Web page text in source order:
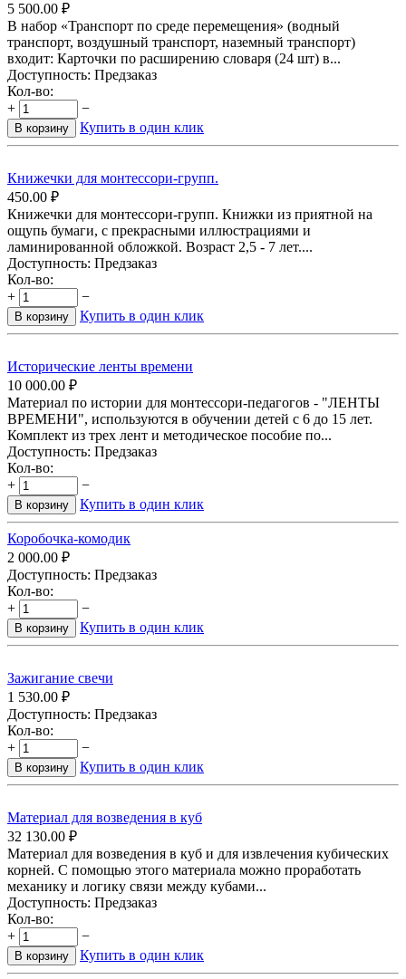
5 500.00 ₽
В набор «Транспорт по среде перемещения» (водный
транспорт, воздушный транспорт, наземный транспорт)
входит: Карточки по расширению словаря (24 шт) в...
Доступность: Предзаказ
Кол-во:
+
−
В корзину Купить в один клик
Книжечки для монтессори-групп.
450.00 ₽
Книжечки для монтессори-групп. Книжки из приятной на
ощупь бумаги, с прекрасными иллюстрациями и
ламинированной обложкой. Возраст 2,5 - 7 лет....
Доступность: Предзаказ
Кол-во:
+
−
В корзину Купить в один клик
Исторические ленты времени
10 000.00 ₽
Материал по истории для монтессори-педагогов - "ЛЕНТЫ
ВРЕМЕНИ", используются в обучении детей с 6 до 15 лет.
Комплект из трех лент и методическое пособие по...
Доступность: Предзаказ
Кол-во:
+
−
В корзину Купить в один клик
Коробочка-комодик
2 000.00 ₽
Доступность: Предзаказ
Кол-во:
+
−
В корзину Купить в один клик
Зажигание свечи
1 530.00 ₽
Доступность: Предзаказ
Кол-во:
+
−
В корзину Купить в один клик
Материал для возведения в куб
32 130.00 ₽
Материал для возведения в куб и для извлечения кубических
корней. С помощью этого материала можно проработать
механику и логику связи между кубами...
Доступность: Предзаказ
Кол-во:
+
−
В корзину Купить в один клик